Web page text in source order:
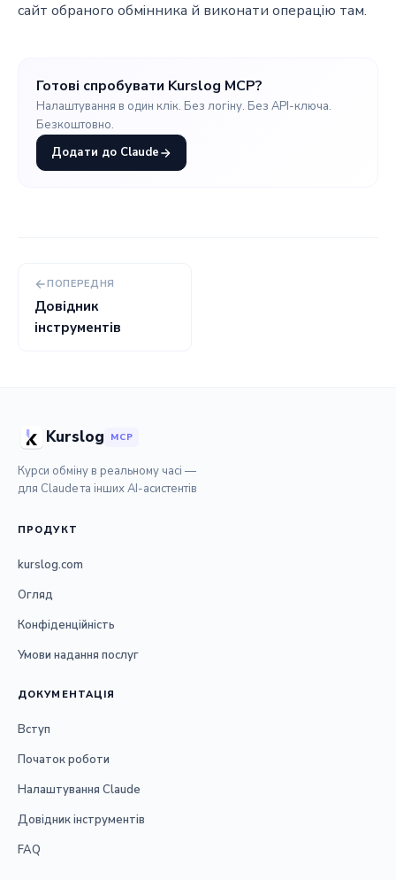
сайт обраного обмінника й виконати операцію там.
Готові спробувати Kurslog MCP?
Налаштування в один клік. Без логіну. Без API-ключа.
Безкоштовно.
Додати до Claude
ПОПЕРЕДНЯ
Довідник
інструментів
Kurslog MCP
Курси обміну в реальному часі —
для Claude та інших AI-асистентів
ПРОДУКТ
kurslog.com
Огляд
Конфіденційність
Умови надання послуг
ДОКУМЕНТАЦІЯ
Вступ
Початок роботи
Налаштування Claude
Довідник інструментів
FAQ